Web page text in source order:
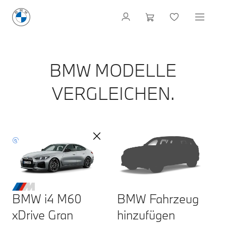
BMW MODELLE
VERGLEICHEN.
BMW i4 M60
xDrive Gran
BMW Fahrzeug
hinzufügen